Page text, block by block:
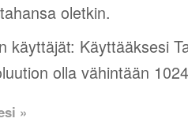
oletkin.
käyttäjät: Käyttääksesi
olla vähintään
»